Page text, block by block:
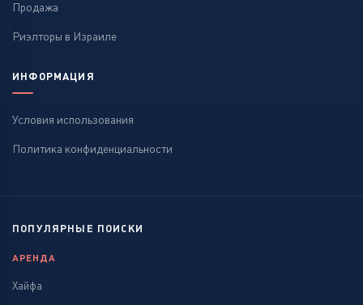
Продажа
Риэлторы в Израиле
ИНФОРМАЦИЯ
Условия использования
Политика конфиденциальности
ПОПУЛЯРНЫЕ ПОИСКИ
АРЕНДА
Хайфа